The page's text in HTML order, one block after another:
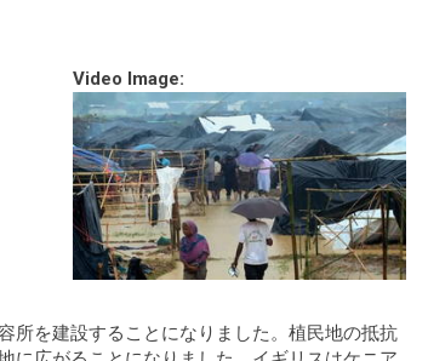
Video Image:
所を建設することになりました。植民地の抵抗